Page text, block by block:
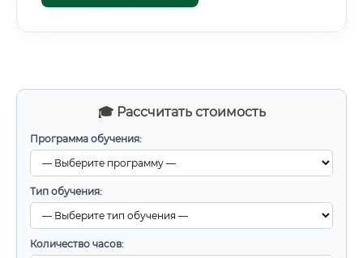
🎓 Рассчитать стоимость
Программа обучения:
Тип обучения:
Количество часов: